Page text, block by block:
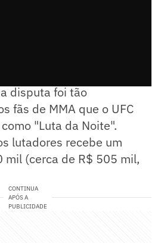
disputa foi tão
fãs de MMA que o UFC
"Luta da Noite".
lutadores recebe um
mil (cerca de R$ 505 mil,
CONTINUA
APÓS A
PUBLICIDADE